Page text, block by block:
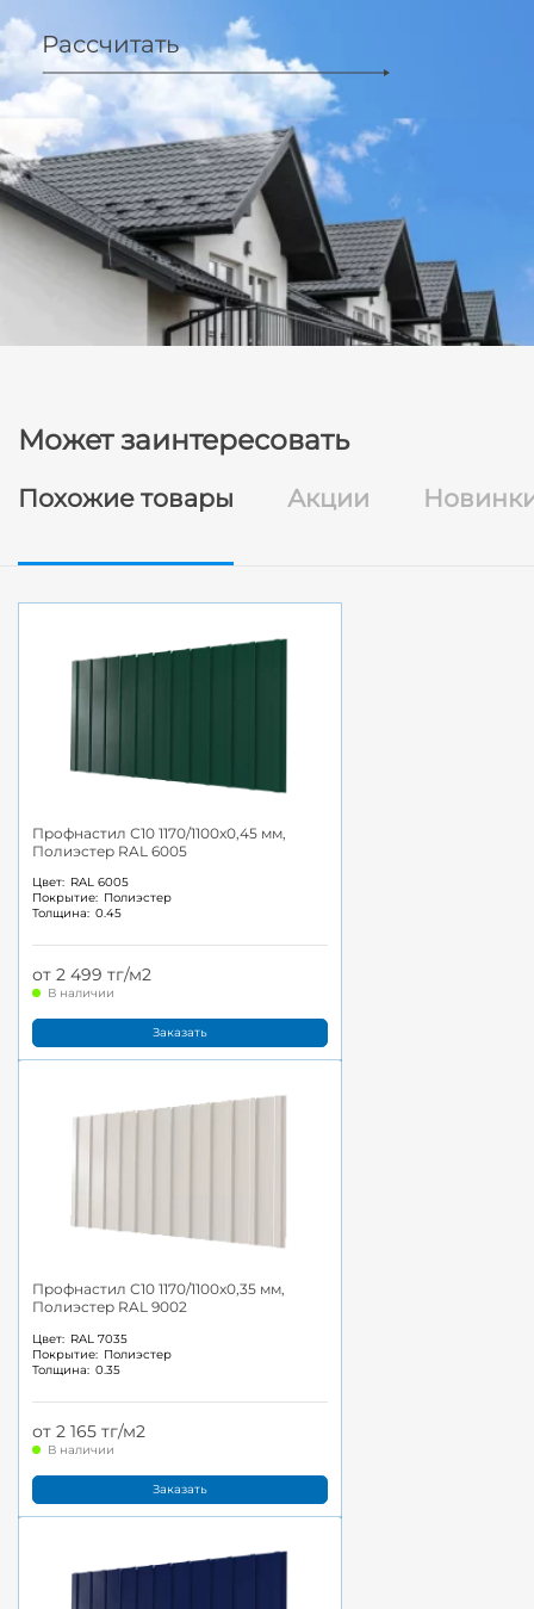
Рассчитать
Может заинтересовать
Похожие товары Акции
Профнастил С10 1170/1100x0,45 мм,
Полиэстер RAL 6005
Цвет: RAL 6005
Покрытие: Полиэстер
Толщина: 0.45
от 2 499 тг/м2
В наличии
Заказать
Профнастил С10 1170/1100x0,35 мм,
Полиэстер RAL 9002
Цвет: RAL 7035
Покрытие: Полиэстер
Толщина: 0.35
от 2 165 тг/м2
В наличии
Заказать